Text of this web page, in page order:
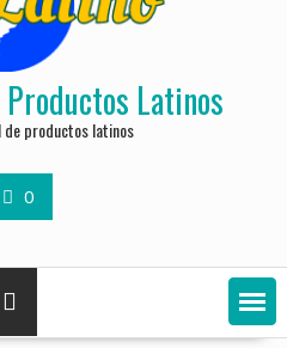
Latinos
productos latinos
0